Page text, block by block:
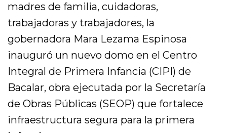
madres de familia, cuidadoras,
trabajadoras y trabajadores, la
gobernadora Mara Lezama Espinosa
inauguró un nuevo domo en el Centro
Integral de Primera Infancia (CIPI) de
Bacalar, obra ejecutada por la Secretaría
de Obras Públicas (SEOP) que fortalece
infraestructura segura para la primera